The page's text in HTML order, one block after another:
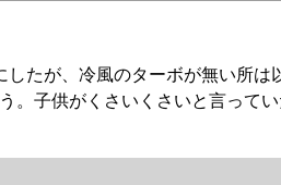
したが、冷風のターボが無い所は
。子供がくさいくさいと言って